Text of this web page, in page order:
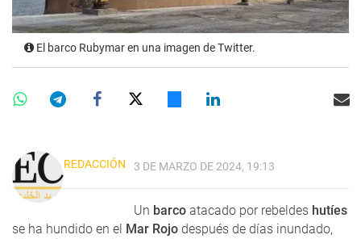
El barco Rubymar en una imagen de Twitter.
REDACCIÓN 3 DE MARZO DE 2024, 19:13
Un barco atacado por rebeldes hutíes
se ha hundido en el Mar Rojo después de días inundado,